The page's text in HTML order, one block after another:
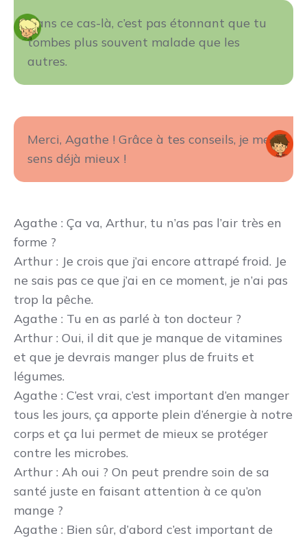
Dans ce cas-là, c’est pas étonnant que tu
tombes plus souvent malade que les
autres.
Merci, Agathe ! Grâce à tes conseils, je me
sens déjà mieux !
Agathe : Ça va, Arthur, tu n’as pas l’air très en
forme ?
Arthur : Je crois que j’ai encore attrapé froid. Je
ne sais pas ce que j’ai en ce moment, je n’ai pas
trop la pêche.
Agathe : Tu en as parlé à ton docteur ?
Arthur : Oui, il dit que je manque de vitamines
et que je devrais manger plus de fruits et
légumes.
Agathe : C’est vrai, c’est important d’en manger
tous les jours, ça apporte plein d’énergie à notre
corps et ça lui permet de mieux se protéger
contre les microbes.
Arthur : Ah oui ? On peut prendre soin de sa
santé juste en faisant attention à ce qu’on
mange ?
Agathe : Bien sûr, d’abord c’est important de